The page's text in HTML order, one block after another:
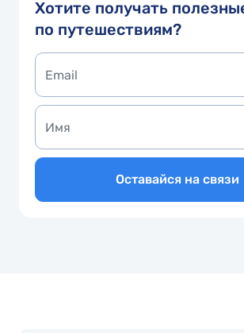
Хотите получать
по путешествиям?
Оставайся на связи